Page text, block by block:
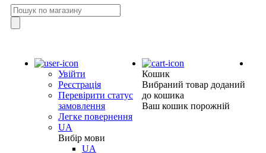
Увійти
Реєстрація
Перевірити статус
замовлення
Легке повернення
UA
Вибір мови
UA
Кошик
Вибраний товар доданий
до кошика
Ваш кошик порожній